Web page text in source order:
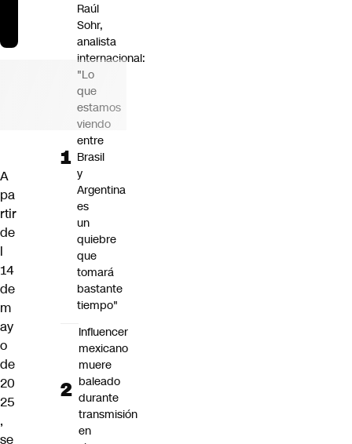
A
pa
rtir
de
l
14
de
m
ay
o
de
20
25
,
se
Raúl
Sohr,
analista
internacional:
"Lo
que
estamos
viendo
entre
Brasil
y
Argentina
es
un
quiebre
que
tomará
bastante
tiempo"
Influencer
mexicano
muere
baleado
durante
transmisión
en